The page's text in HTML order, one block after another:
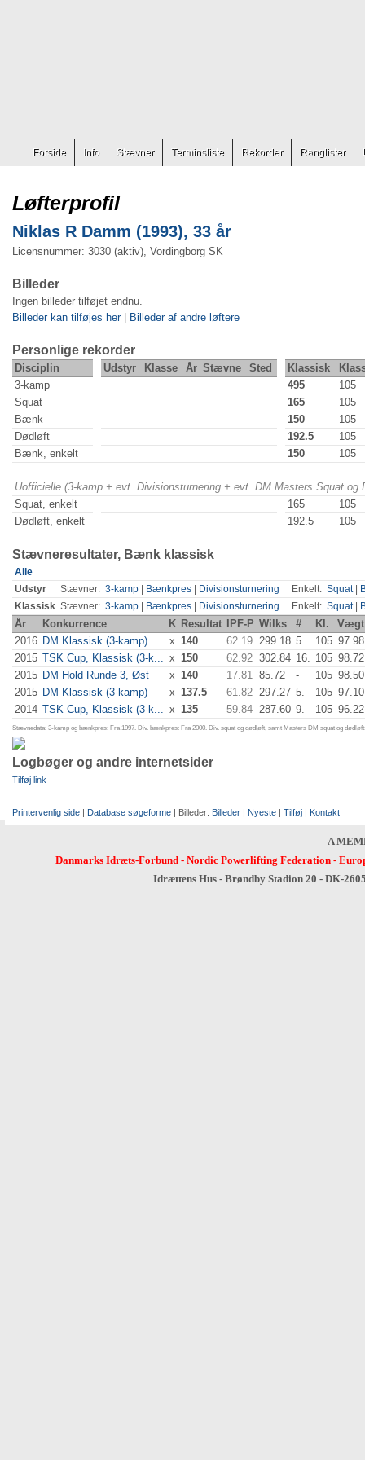
Forside Info Stævner Terminsliste Rekorder Ranglister
Løfterprofil
Niklas R Damm (1993), 33 år
Licensnummer: 3030 (aktiv), Vordingborg SK
Billeder
Ingen billeder tilføjet endnu.
Billeder kan tilføjes her| Billeder af andre løftere
Personlige rekorder
Disciplin Udstyr Klasse År Stævne Sted Klassisk
3-kamp
495
105
Squat
165
105
Bænk
150
105
Dødløft
192.5
105
Bænk, enkelt
150 105
Uofficielle (3-kamp + evt. Divisionsturnering + evt. DM Masters Squat
Squat, enkelt
165
105
Dødløft, enkelt
192.5 105
Stævneresultater, Bænk klassisk
Alle
Udstyr
Stævner: 3-kamp Bænkpres Divisionsturnering Enkelt: Squat|
Klassisk Stævner: 3-kamp Bænkpres Divisionsturnering Enkelt: Squat|
År Konkurrence K Resultat IPF-P Wilks # Kl.
Vægt
2016 DM Klassisk (3-kamp) x 140 62.19 299.18 5. 105 97.98
2015 TSK Cup, Klassisk (3-k... x 150 62.92 302.84 16. 105 98.72
2015 DM Hold Runde 3, Øst x 140 17.81 85.72 - 105 98.50
2015 DM Klassisk (3-kamp) x 137.5 61.82 297.27 5. 105 97.10
2014 TSK Cup, Klassisk (3-k... x 135 59.84 287.60 9. 105 96.22
Stævnedata: 3-kamp og bænkpres: Fra 1997. Div. bænkpres: Fra 2000. Div. squat og dødløft, samt Masters DM squat og
Logbøger og andre internetsider
Tilføj link
Printervenlig side | Database søgeforme | Billeder: Billeder | Nyeste | Tilføj | Kontakt
A
Danmarks Idræts-Forbund- Nordic Powerlifting Federation-
Idrættens Hus - Brøndby Stadion 20 - DK-